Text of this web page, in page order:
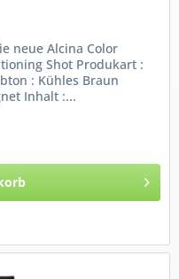
neue Alcina Color
Shot Produkart :
: Kühles Braun
Inhalt :...